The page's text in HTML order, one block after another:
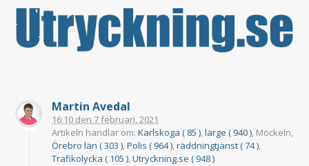
Martin Avedal
16:10 den 7 februari, 2021
Artikeln handlar om:Karlskoga ( 85 ),large ( 940 ), Möckeln,
Örebro län ( 303 ),Polis ( 964 ),räddningtjänst ( 74 ),
Trafikolycka ( 105 ),Utryckning.se ( 948 )